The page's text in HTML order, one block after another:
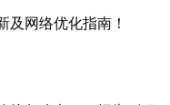
及网络优化指南！